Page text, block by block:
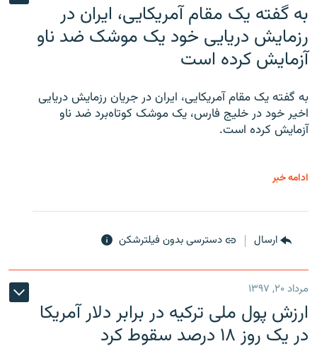
به گفته یک مقام آمریکایی، ایران در
رزمایش دریایی خود یک موشک ضد ناو
آزمایش کرده است
به گفته یک مقام آمریکایی، ایران در جریان رزمایش دریایی
اخیر خود در خلیج فارس، یک موشک کوتاه‌برد ضد ناو
آزمایش کرده است.
ادامه خبر
ارسال دسترسی بدون فیلترشکن
مرداد ۲۰, ۱۳۹۷
ارزش پول ملی ترکیه در برابر دلار آمریکا
در یک روز ۱۸ درصد سقوط کرد